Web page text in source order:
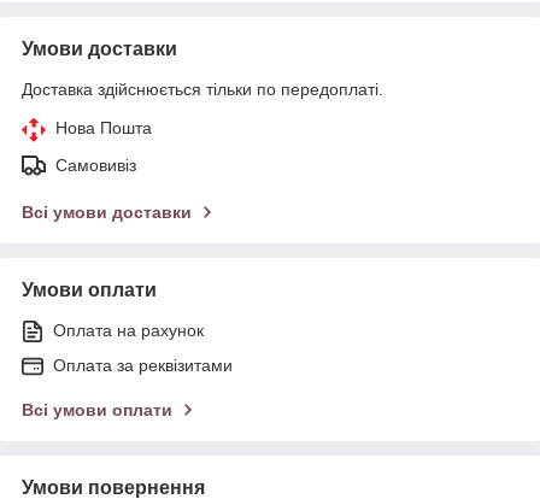
Умови доставки
Доставка здійснюється тільки по передоплаті.
Нова Пошта
Самовивіз
Всі умови доставки
Умови оплати
Оплата на рахунок
Оплата за реквізитами
Всі умови оплати
Умови повернення